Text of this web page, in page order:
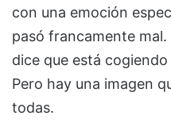
con una emoción
pasó francamente
dice que está
Pero hay una imagen
todas.